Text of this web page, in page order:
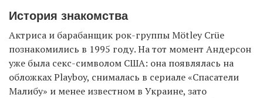
История знакомства
Актриса и барабанщик рок-группы Mötley Crüe
познакомились в 1995 году. На тот момент Андерсон
уже была секс-символом США: она появлялась на
обложках Playboy, снималась в сериале «Спасатели
Малибу» и менее известном в Украине, зато